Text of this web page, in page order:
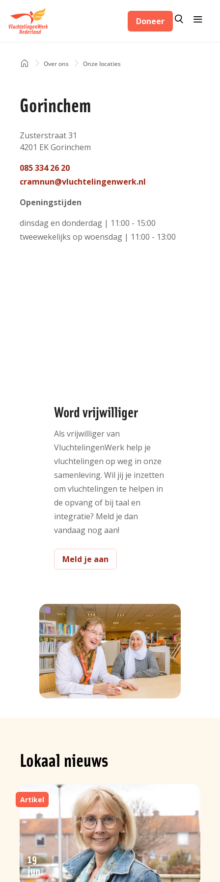
inhoud
Doneer Zoeken
Zoeken
HomeOver ons Onze locaties
Gorinchem
Zusterstraat 31
4201 EKGorinchem
Telefoon
contact
085 334 26 20
Mail
cramnun@vluchtelingenwerk.nl
Openingstijden
dinsdag en donderdag | 11:00 - 15:00
tweewekelijks op woensdag | 11:00 - 13:00
+
−
Word vrijwilliger
Als vrijwilliger van
VluchtelingenWerk help je
vluchtelingen op weg in onze
samenleving. Wil jij je inzetten
om vluchtelingen te helpen in
de opvang of bij taal en
integratie? Meld je dan
vandaag nog aan!
Meld je aan
Lokaal nieuws
Artikel
19
jun